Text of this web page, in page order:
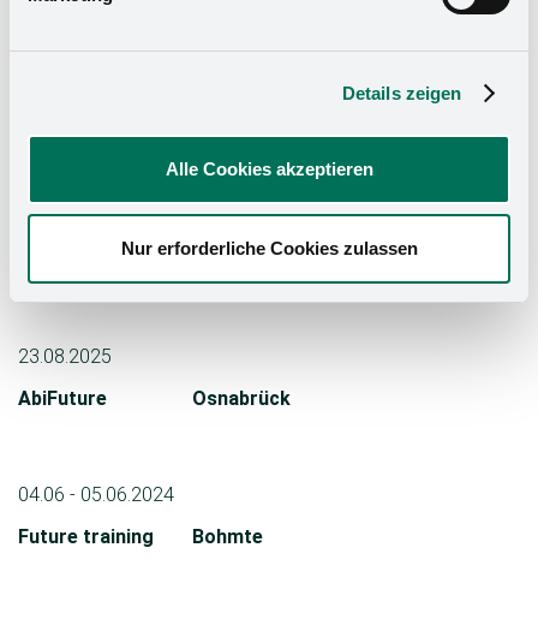
Details zeigen
Alle Cookies akzeptieren
Nur erforderliche Cookies zulassen
27.09.- 28.09.2025
Osnabrück
23.08.2025
AbiFuture
Osnabrück
04.06 - 05.06.2024
Future training
Bohmte